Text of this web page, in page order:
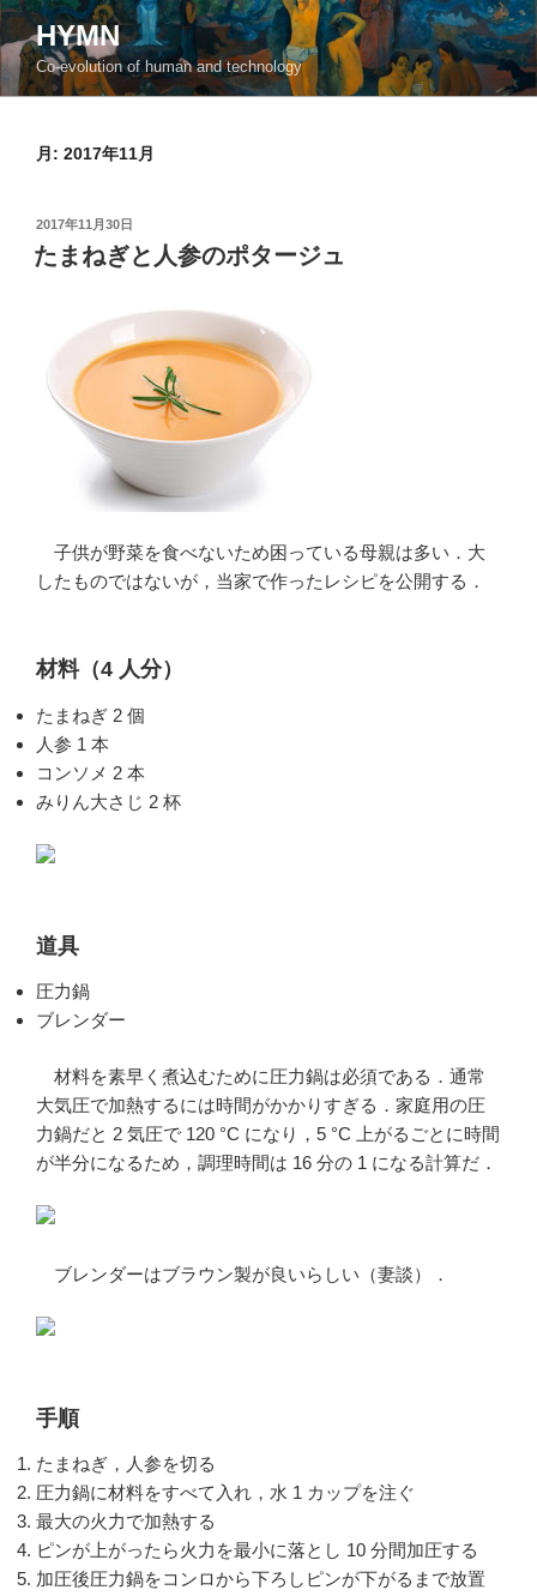
コ
ン
テ
ン
HYMN
Co-evolution of human and technology
月: 2017年11月
投
稿
日:
2017年11月30日
たまねぎと人参のポタージュ
子供が野菜を食べないため困っている母親は多い．大
したものではないが，当家で作ったレシピを公開する．
材料（4 人分）
たまねぎ 2 個
人参 1 本
コンソメ 2 本
みりん大さじ 2 杯
道具
圧力鍋
ブレンダー
材料を素早く煮込むために圧力鍋は必須である．通常
大気圧で加熱するには時間がかかりすぎる．家庭用の圧
力鍋だと 2 気圧で 120 °C になり，5 °C 上がるごとに時間
が半分になるため，調理時間は 16 分の 1 になる計算だ．
ブレンダーはブラウン製が良いらしい（妻談）．
手順
たまねぎ，人参を切る
圧力鍋に材料をすべて入れ，水 1 カップを注ぐ
最大の火力で加熱する
ピンが上がったら火力を最小に落とし 10 分間加圧する
加圧後圧力鍋をコンロから下ろしピンが下がるまで放置